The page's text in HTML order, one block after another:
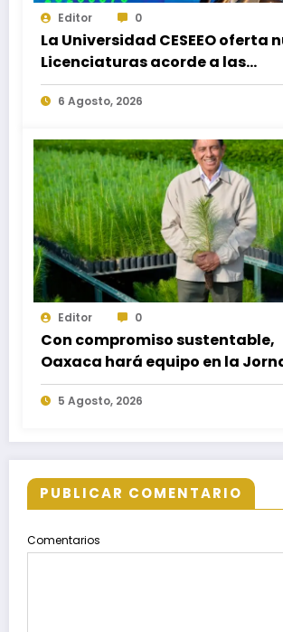
Editor 0
La Universidad CESEEO oferta
Licenciaturas acorde a las
necesidades educativas de los
egresados de escuelas del nivel
6 Agosto, 2026
Editor 0
Con compromiso sustentable,
Oaxaca hará equipo en la
Nacional de Reforestación
5 Agosto, 2026
PUBLICAR COMENTARIO
Comentarios